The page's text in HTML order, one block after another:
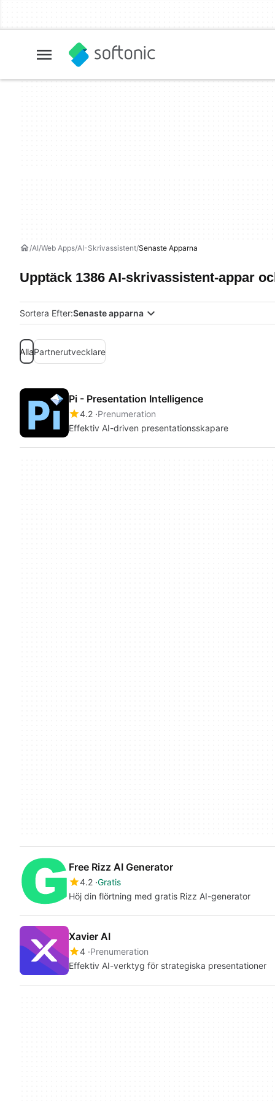
AI Web Apps AI-Skrivassistent Senaste Apparna
Upptäck 1386 AI-skrivassistent-appar
Sortera Efter:Senaste apparna
AllaPartnerutvecklare
Pi - Presentation Intelligence
4.2 Prenumeration
Effektiv AI-driven presentationsskapare
Free Rizz AI Generator
4.2 Gratis
Höj din flörtning med gratis Rizz AI-generator
Xavier AI
4 Prenumeration
Effektiv AI-verktyg för strategiska presentationer